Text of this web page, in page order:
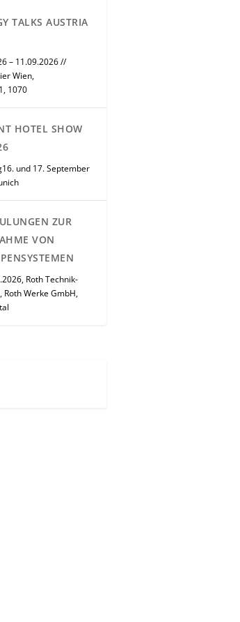
TALKS AUSTRIA
– 11.09.2026 //
Wien,
1070
HOTEL SHOW
und 17. September
ZUR
VON
Roth Technik-
Roth Werke GmbH,